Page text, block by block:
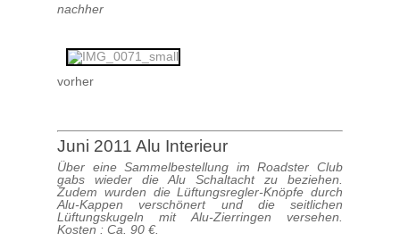
nachher
vorher
Juni 2011 Alu Interieur
Über eine Sammelbestellung im Roadster Club
gabs wieder die Alu Schaltacht zu beziehen.
Zudem wurden die Lüftungsregler-Knöpfe durch
Alu-Kappen verschönert und die seitlichen
Lüftungskugeln mit Alu-Zierringen versehen.
Kosten : Ca. 90 €.